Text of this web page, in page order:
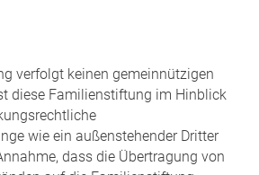
verfolgt keinen gemeinnützigen
diese Familienstiftung im Hinblick
wie ein außenstehender Dritter
dass die Übertragung von